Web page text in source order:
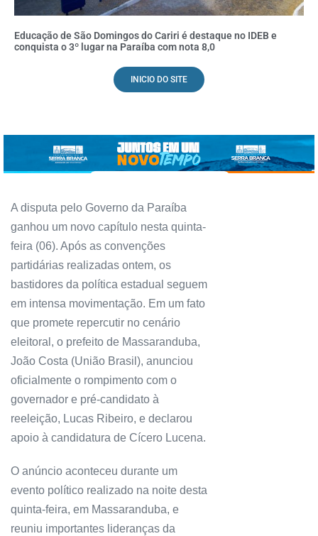
Educação de São Domingos do Cariri é destaque no IDEB e
conquista o 3º lugar na Paraíba com nota 8,0
INICIO DO SITE
A disputa pelo Governo da Paraíba
ganhou um novo capítulo nesta quinta-
feira (06). Após as convenções
partidárias realizadas ontem, os
bastidores da política estadual seguem
em intensa movimentação. Em um fato
que promete repercutir no cenário
eleitoral, o prefeito de Massaranduba,
João Costa (União Brasil), anunciou
oficialmente o rompimento com o
governador e pré-candidato à
reeleição, Lucas Ribeiro, e declarou
apoio à candidatura de Cícero Lucena.
O anúncio aconteceu durante um
evento político realizado na noite desta
quinta-feira, em Massaranduba, e
reuniu importantes lideranças da